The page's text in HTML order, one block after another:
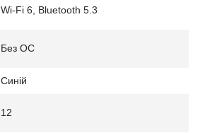
Wi-Fi 6, Bluetooth 5.3
Без ОС
Синій
12